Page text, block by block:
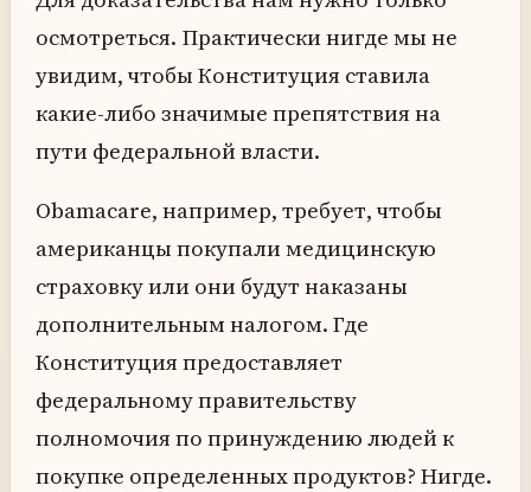
осмотреться. Практически нигде мы не
увидим, чтобы Конституция ставила
какие-либо значимые препятствия на
пути федеральной власти.
Obamacare, например, требует, чтобы
американцы покупали медицинскую
страховку или они будут наказаны
дополнительным налогом. Где
Конституция предоставляет
федеральному правительству
полномочия по принуждению людей к
покупке определенных продуктов? Нигде.